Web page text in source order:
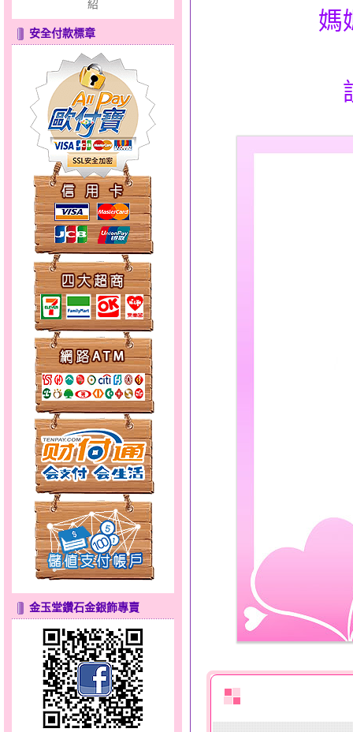
只愛你～男黃金戒指
天真Rody～金銀鋼套鍊
心之舞～金銀鋼套鍊
白鴿～黃金耳環
點亮愛情～黃金套鍊
紹
安全付款標章
金玉堂鑽石金銀飾專賣
媽